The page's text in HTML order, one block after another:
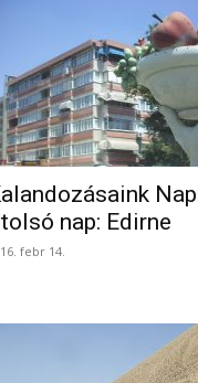
nap: Edirne
febr 14.